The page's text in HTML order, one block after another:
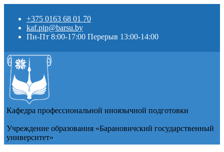
+375 0163 68 01 70
kaf.pip@barsu.by
Пн-Пт 8:00-17:00 Перерыв 13:00-14:00
Кафедра профессиональной иноязычной подготовки
Учреждение образования «Барановичский государственный
университет»